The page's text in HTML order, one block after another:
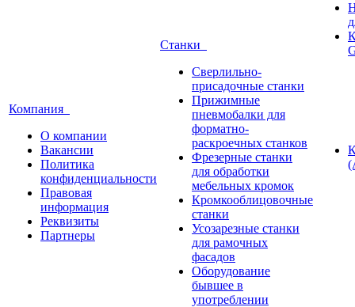
Компания
О компании
Вакансии
Политика
конфиденциальности
Правовая
информация
Реквизиты
Партнеры
Станки
Сверлильно-
присадочные станки
Прижимные
пневмобалки для
форматно-
раскроечных станков
Фрезерные станки
для обработки
мебельных кромок
Кромкооблицовочные
станки
Усозарезные станки
для рамочных
фасадов
Оборудование
бывшее в
употреблении